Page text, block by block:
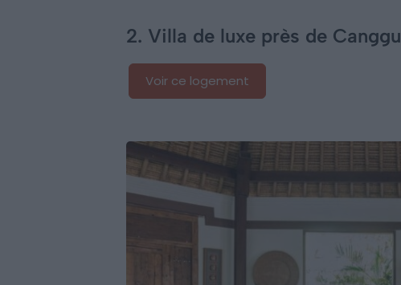
2. Villa de luxe près de Canggu
Voir ce logement